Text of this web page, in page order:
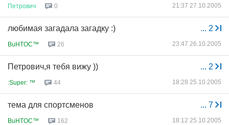
Петрович 0 21:37 27.10.2005
... 2
любимая загадала загадку :)
BuHTOC™ 26 23:47 26.10.2005
... 2
Петрович,я тебя вижу ))
:Super: ™ 44 18:28 25.10.2005
... 7
тема для спортсменов
BuHTOC™ 162 18:12 25.10.2005